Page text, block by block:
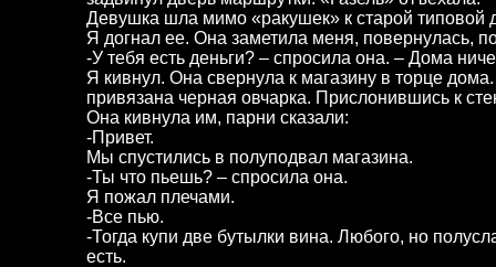
Девушка шла мимо «ракушек» к старой типовой
Я догнал ее. Она заметила меня, повернулась,
-У тебя есть деньги? – спросила она. – Дома
Я кивнул. Она свернула к магазину в торце
привязана черная овчарка. Прислонившись к
Она кивнула им, парни сказали:
-Привет.
Мы спустились в полуподвал магазина.
-Ты что пьешь? – спросила она.
Я пожал плечами.
-Все пью.
-Тогда купи две бутылки вина. Любого, но
есть.